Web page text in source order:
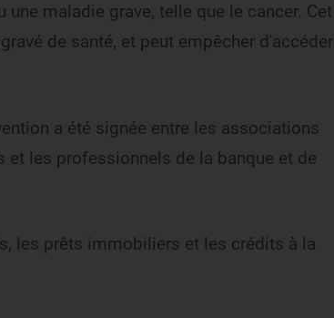
maladie grave, telle que le cancer. Cet
de santé, et peut empêcher d'accéder
a été signée entre les associations
les professionnels de la banque et de
les prêts immobiliers et les crédits à la
sur Facebook
sur LinkedIn
Partager par email